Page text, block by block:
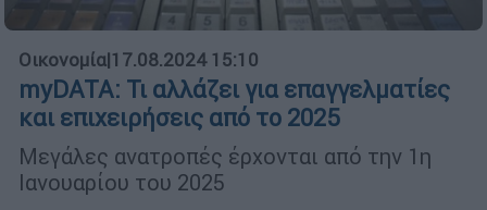
Οικονομία|17.08.2024 15:10
myDATA: Τι αλλάζει για επαγγελματίες
και επιχειρήσεις από το 2025
Μεγάλες ανατροπές έρχονται από την 1η
Ιανουαρίου του 2025